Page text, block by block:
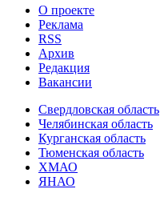
О проекте
Реклама
RSS
Архив
Редакция
Вакансии
Свердловская область
Челябинская область
Курганская область
Тюменская область
ХМАО
ЯНАО